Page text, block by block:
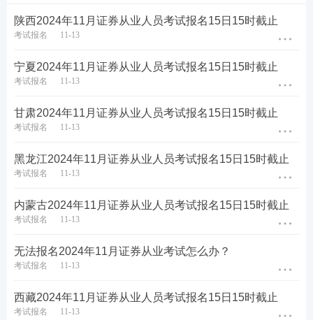
陕西2024年11月证券从业人员考试报名15日15时截止
考试报名 11-13
宁夏2024年11月证券从业人员考试报名15日15时截止
考试报名 11-13
甘肃2024年11月证券从业人员考试报名15日15时截止
考试报名 11-13
黑龙江2024年11月证券从业人员考试报名15日15时截止
考试报名 11-13
内蒙古2024年11月证券从业人员考试报名15日15时截止
考试报名 11-13
无法报名2024年11月证券从业考试怎么办？
考试报名 11-13
西藏2024年11月证券从业人员考试报名15日15时截止
考试报名 11-13